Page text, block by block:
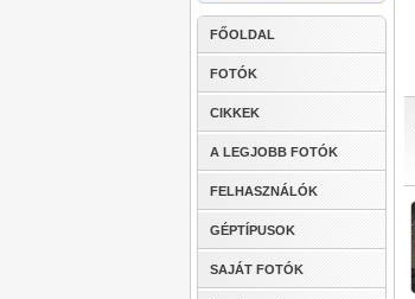
FŐOLDAL
FOTÓK
CIKKEK
A LEGJOBB FOTÓK
FELHASZNÁLÓK
GÉPTÍPUSOK
SAJÁT FOTÓK